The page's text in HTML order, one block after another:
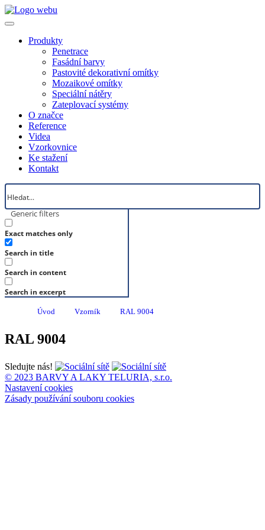
Produkty
Penetrace
Fasádní barvy
Pastovité dekorativní omítky
Mozaikové omítky
Speciální nátěry
Zateplovací systémy
O značce
Reference
Videa
Vzorkovnice
Ke stažení
Kontakt
Generic filters
Exact matches only
Search in title
Search in content
Search in excerpt
Úvod Vzorník RAL 9004
RAL 9004
Sledujte nás!
© 2023 BARVY A LAKY TELURIA, s.r.o.
Nastavení cookies
Zásady používání souboru cookies